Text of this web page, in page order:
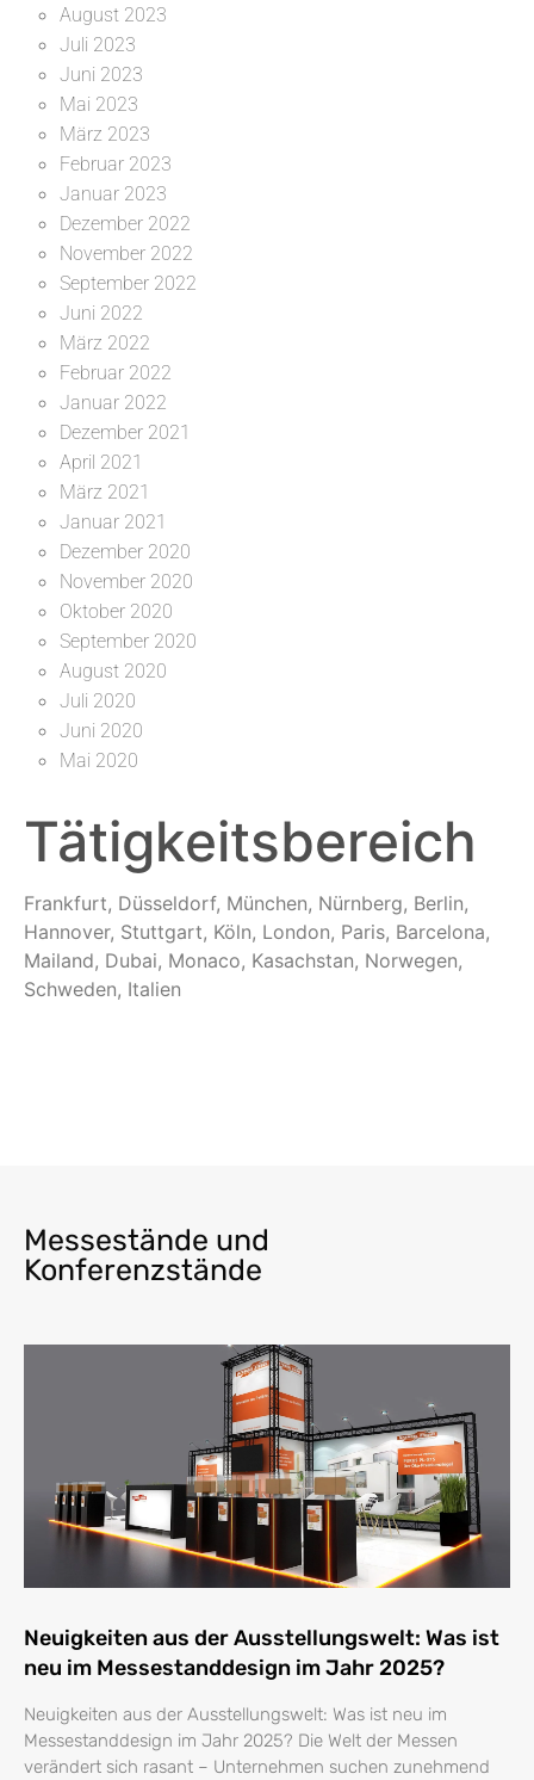
August 2023
Juli 2023
Juni 2023
Mai 2023
März 2023
Februar 2023
Januar 2023
Dezember 2022
November 2022
September 2022
Juni 2022
März 2022
Februar 2022
Januar 2022
Dezember 2021
April 2021
März 2021
Januar 2021
Dezember 2020
November 2020
Oktober 2020
September 2020
August 2020
Juli 2020
Juni 2020
Mai 2020
Tätigkeitsbereich
Frankfurt, Düsseldorf, München, Nürnberg, Berlin,
Hannover, Stuttgart, Köln, London, Paris, Barcelona,
Mailand, Dubai, Monaco, Kasachstan, Norwegen,
Schweden, Italien
Messestände und
Konferenzstände
Neuigkeiten aus der Ausstellungswelt: Was ist
neu im Messestanddesign im Jahr 2025?
Neuigkeiten aus der Ausstellungswelt: Was ist neu im
Messestanddesign im Jahr 2025? Die Welt der Messen
verändert sich rasant – Unternehmen suchen zunehmend